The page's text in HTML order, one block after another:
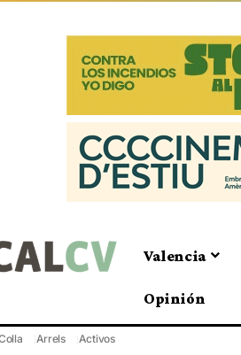
Valencia
Opinión
Arrels Activos